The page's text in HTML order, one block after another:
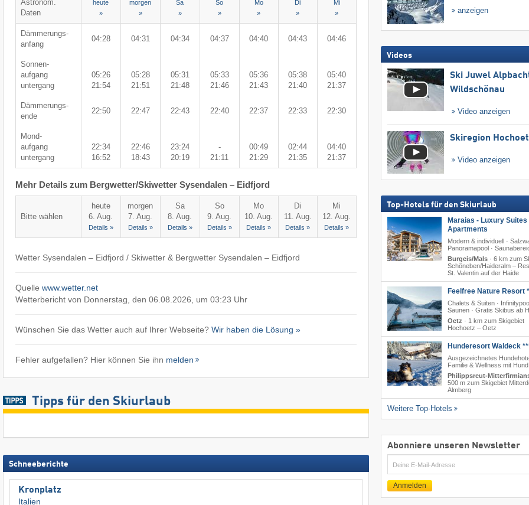
Astronom.
Daten
heute
»
morgen
»
Sa
»
So
»
Mo
»
Di
»
Mi
»
Dämmerungs-
anfang
04:28 04:31 04:34 04:37 04:40 04:43 04:46
Sonnen-
aufgang
untergang
05:26
21:54
05:28
21:51
05:31
21:48
05:33
21:46
05:36
21:43
05:38
21:40
05:40
21:37
Dämmerungs-
ende
22:50 22:47 22:43 22:40 22:37 22:33 22:30
Mond-
aufgang
untergang
22:34
16:52
22:46
18:43
23:24
20:19
-
21:11
00:49
21:29
02:44
21:35
04:40
21:37
Mehr Details zum Bergwetter/Skiwetter Sysendalen – Eidfjord
Bitte wählen
heute
6. Aug.
Details »
morgen
7. Aug.
Details »
Sa
8. Aug.
Details »
So
9. Aug.
Details »
Mo
10. Aug.
Details »
Di
11. Aug.
Details »
Mi
12. Aug.
Details »
Wetter Sysendalen – Eidfjord / Skiwetter & Bergwetter Sysendalen – Eidfjord
Quelle www.wetter.net
Wetterbericht von Donnerstag, den 06.08.2026, um 03:23 Uhr
Wünschen Sie das Wetter auch auf Ihrer Webseite? Wir haben die Lösung »
Fehler aufgefallen? Hier können Sie ihn melden
Tipps für den Skiurlaub
Schneeberichte
Kronplatz
Italien
anzeigen
Videos
Ski Juwel
Wildschönau
Video anzeigen
Skiregion
Video anzeigen
Top-Hotels für den Skiurlaub
Maraias - Luxury Suites
Apartments
Modern & individuell ·
Panoramapool ·
Burgeis/Mals· 6 km zum
Schöneben/​Haideralm –
St. Valentin auf der Haide
Feelfree Nature Resort
Chalets & Suiten ·
Saunen · Gratis Skibus ab
Oetz · 1 km zum Skigebiet
Hochoetz – Oetz
Hunderesort Waldeck
Ausgezeichnetes
Familie & Wellness mit Hund
Philippsreut-
500 m zum Skigebiet
Almberg
Weitere Top-Hotels
Abonniere unseren Newsletter
E-
Mail
Anmelden